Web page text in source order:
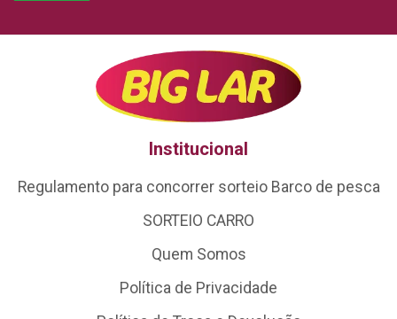
Institucional
Regulamento para concorrer sorteio Barco de pesca
SORTEIO CARRO
Quem Somos
Política de Privacidade